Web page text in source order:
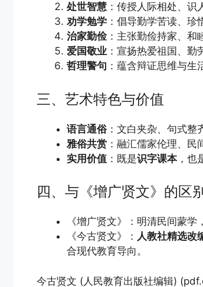
处世智慧 ：传授人际相处、识
劝学勉学 ：倡导勤学苦读、珍
治家勤俭：主张勤俭持家、和
爱国敬业 ：宣扬热爱祖国、勤
哲理警句 ：蕴含辩证思维与生
三、艺术特色与价值
语言通俗：文白夹杂、句式整
雅俗共赏 ：融汇儒家伦理、民
实用价值 ：既是识字课本，也
四、与《增广贤文》的区别
《增广贤文》：明清民间蒙学
《今古贤文》： 人教社精选改
合现代教育导向。
今古贤文 (人民教育出版社编辑)